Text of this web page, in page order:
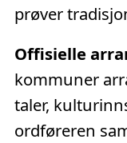
prøver
Offisielle
kommuner
taler,
ordføreren